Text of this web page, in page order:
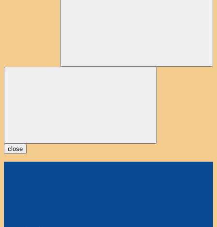
close